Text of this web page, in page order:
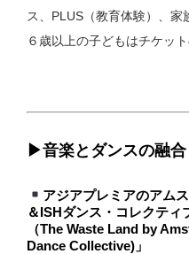
ス、PLUS（教育体験）、家
６歳以上の子どもはチケッ
▶︎音楽とダンスの融合
アジアプレミアのアム
＆ISHダンス・コレクティ
（The Waste Land by
Dance Collective)」